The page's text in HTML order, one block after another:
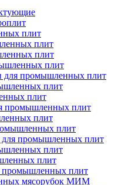
плит
плит
плит
плит
для промышленных плит
плит
плит
промышленных плит
плит
плит
промышленных плит
плит
плит
промышленных плит
мясорубок МИМ